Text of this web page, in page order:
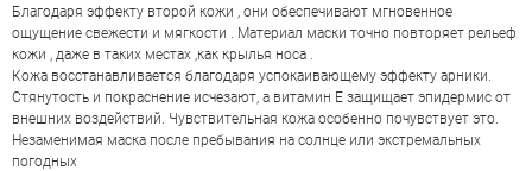
НАПИСАТЬ ОТЗЫВ
Благодаря эффекту второй кожи , они обеспечивают мгновенное
ощущение свежести и мягкости . Материал маски точно повторяет рельеф
кожи , даже в таких местах ,как крылья носа .
Кожа восстанавливается благодаря успокаивающему эффекту арники.
Стянутость и покраснение исчезают, а витамин Е защищает эпидермис от
внешних воздействий. Чувствительная кожа особенно почувствует это.
Незаменимая маска после пребывания на солнце или экстремальных
погодных